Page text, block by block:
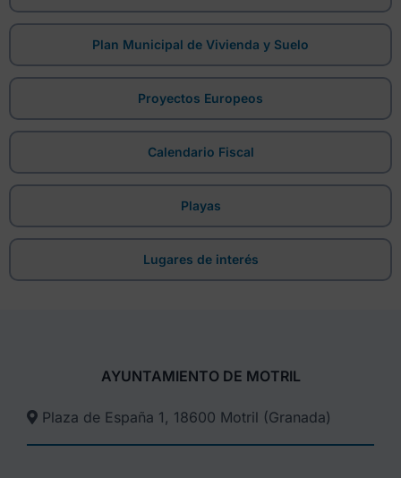
Plan Municipal de Vivienda y Suelo
Proyectos Europeos
Calendario Fiscal
Playas
Lugares de interés
AYUNTAMIENTO DE MOTRIL
Plaza de España 1, 18600 Motril (Granada)​